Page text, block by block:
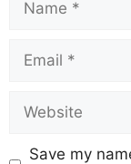
Save my